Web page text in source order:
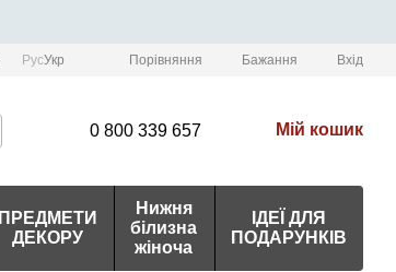
РусУкр Порівняння Бажання Вхід
0 800 339 657 Мій кошик
ПРЕДМЕТИ
ДЕКОРУ
Нижня
білизна
жіноча
ІДЕЇ ДЛЯ
ПОДАРУНКІВ